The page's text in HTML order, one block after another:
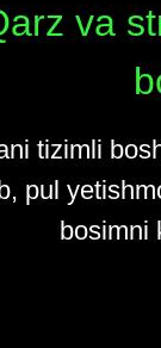
va
tizimli
pul
bosimni